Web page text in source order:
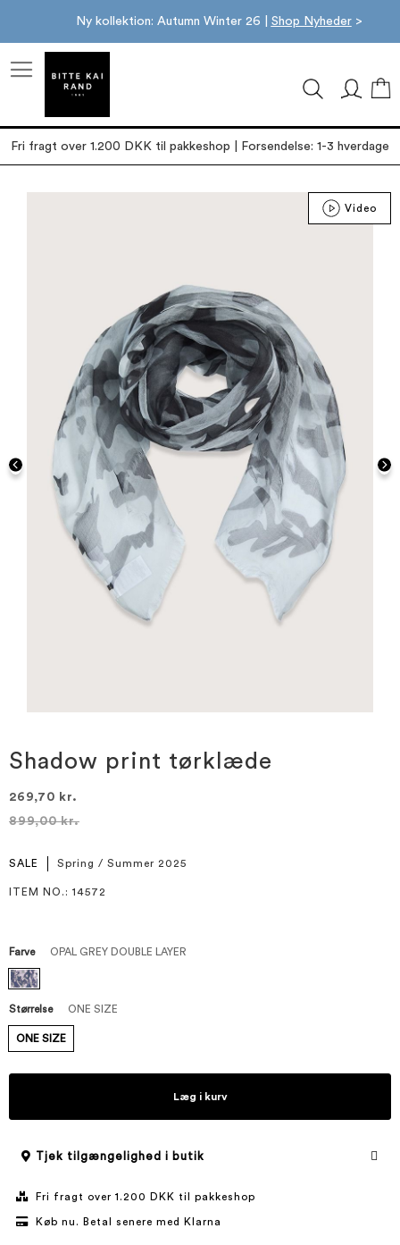
Ny kollektion: Autumn Winter 26 | Shop Nyheder>
Fri fragt over 1.200 DKK til pakkeshop | Forsendelse: 1-3 hverdage
Video
starten
af
Shadow print tørklæde
269,70 kr.
899,00 kr.
SALE Spring / Summer 2025
ITEM NO. : 14572
Farve OPAL GREY DOUBLE LAYER
Størrelse ONE SIZE
ONE SIZE
Læg i kurv
Tjek tilgængelighed i butik
Fri fragt over 1.200 DKK til pakkeshop
Køb nu. Betal senere med Klarna